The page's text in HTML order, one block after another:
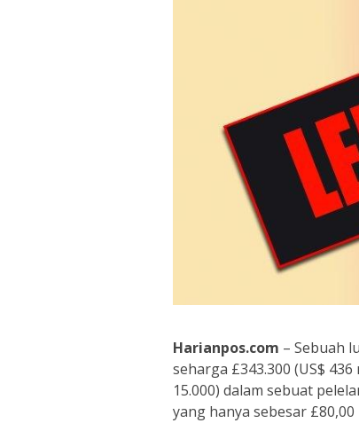
Harianpos.com – Sebuah
seharga £343.300 (US$
15.000) dalam sebuat
yang hanya sebesar